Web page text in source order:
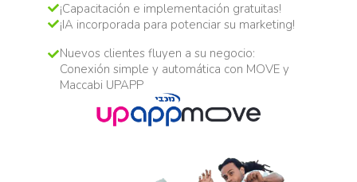
¡Capacitación e implementación gratuitas!
¡IA incorporada para potenciar su marketing!
Nuevos clientes fluyen a su negocio:
Conexión simple y automática con MOVE y
Maccabi UPAPP